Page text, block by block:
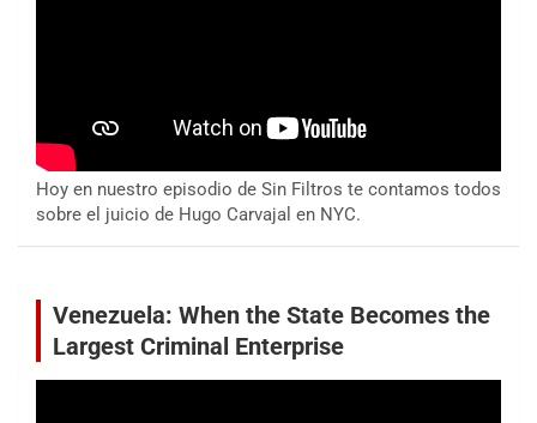
Hoy en nuestro episodio de Sin Filtros te contamos todos
sobre el juicio de Hugo Carvajal en NYC.
Venezuela: When the State Becomes the
Largest Criminal Enterprise